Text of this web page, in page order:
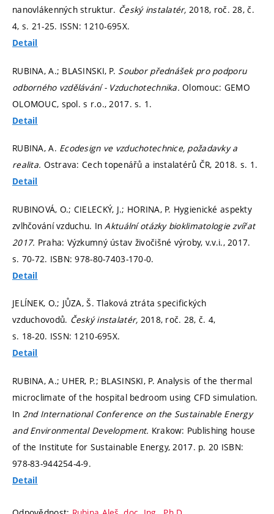
nanovlákenných struktur. Český instalatér,2018, roč. 28, č.
4, s. 21-25. ISSN: 1210-695X.
Detail
RUBINA, A.; BLASINSKI, P. Soubor přednášek pro podporu
odborného vzdělávání - Vzduchotechnika.Olomouc: GEMO
OLOMOUC, spol. s r.o., 2017.s. 1.
Detail
RUBINA, A. Ecodesign ve vzduchotechnice, požadavky a
realita. Ostrava: Cech topenářů a instalatérů ČR, 2018. s. 1.
Detail
RUBINOVÁ, O.; CIELECKÝ, J.; HORINA, P. Hygienické aspekty
zvlhčování vzduchu. InAktuální otázky bioklimatologie zvířat
2017. Praha: Výzkumný ústav živočišné výroby, v.v.i., 2017.
s. 70-72. ISBN: 978-80-7403-170-0.
Detail
JELÍNEK, O.; JŮZA, Š. Tlaková ztráta specifických
vzduchovodů. Český instalatér, 2018, roč. 28, č. 4,
s. 18-20. ISSN: 1210-695X.
Detail
RUBINA, A.; UHER, P.; BLASINSKI, P. Analysis of the thermal
microclimate of the hospital bedroom using CFD simulation.
In 2nd International Conference on the Sustainable Energy
and Environmental Development. Krakow: Publishing house
of the Institute for Sustainable Energy, 2017. p. 20 ISBN:
978-83-944254-4-9.
Detail